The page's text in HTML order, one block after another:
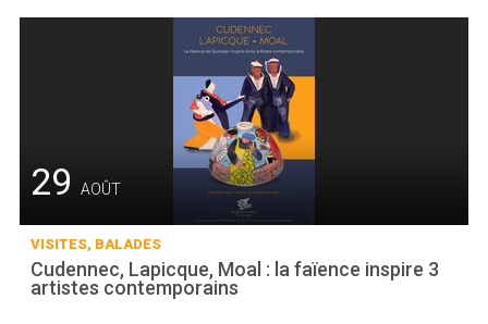
29 AOÛT
VISITES, BALADES
Cudennec, Lapicque, Moal : la faïence inspire 3
artistes contemporains